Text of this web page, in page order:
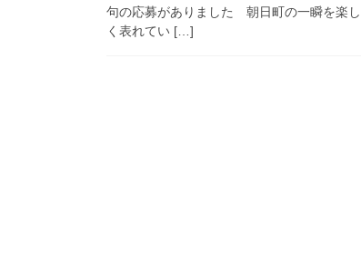
句の応募がありました 朝日町の一瞬を楽
く表れてい […]